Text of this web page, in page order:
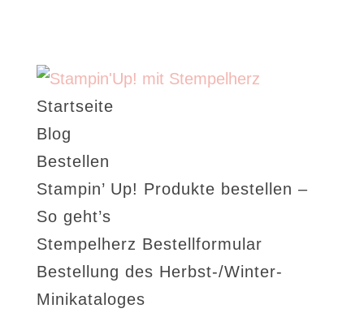
Startseite
Blog
Bestellen
Stampin’ Up! Produkte bestellen –
So geht’s
Stempelherz Bestellformular
Bestellung des Herbst-/Winter-
Minikataloges